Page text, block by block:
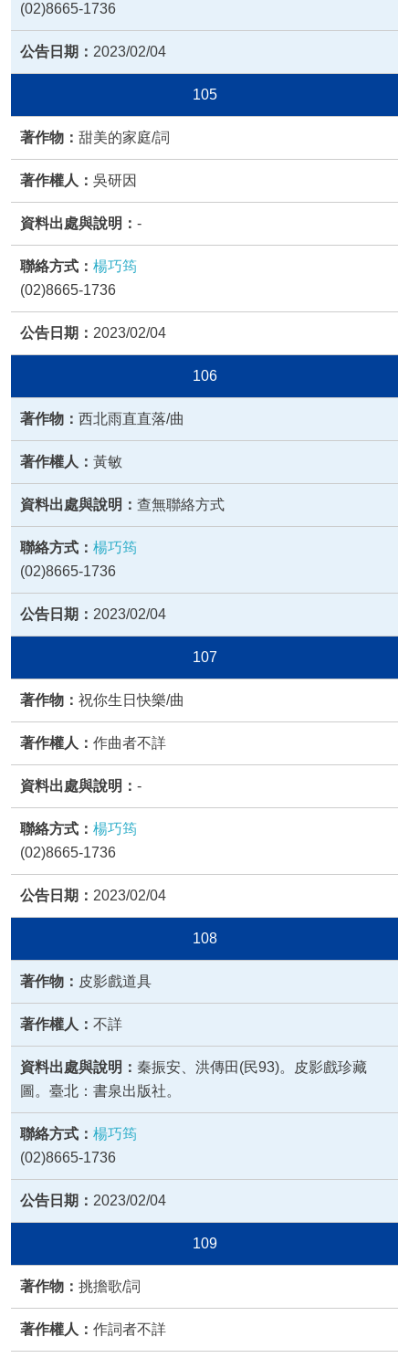
(02)8665-1736
2023/02/04
105
甜美的家庭/詞
吳研因
-
楊巧筠
(02)8665-1736
2023/02/04
106
西北雨直直落/曲
黃敏
查無聯絡方式
楊巧筠
(02)8665-1736
2023/02/04
107
祝你生日快樂/曲
作曲者不詳
-
楊巧筠
(02)8665-1736
2023/02/04
108
皮影戲道具
不詳
秦振安、洪傳田(民93)。皮影戲珍藏
圖。臺北：書泉出版社。
楊巧筠
(02)8665-1736
2023/02/04
109
挑擔歌/詞
作詞者不詳